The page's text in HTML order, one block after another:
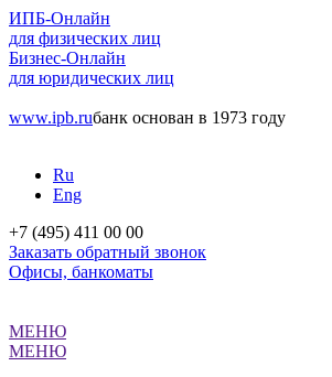
ИПБ-Онлайн
для физических лиц
Бизнес-Онлайн
для юридических лиц
www.ipb.ruбанк основан в 1973 году
Ru
Eng
+7 (495) 411 00 00
Заказать обратный звонок
Офисы, банкоматы
МЕНЮ
МЕНЮ